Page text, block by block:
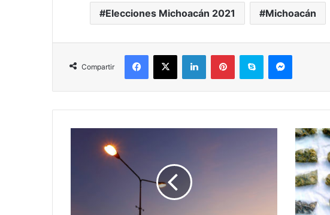
Elecciones Michoacán 2021 Michoacán
Compartir
Facebook
X LinkedInPinterestSkype Messenger
En
Un
Día
Detienen
a
Hombres